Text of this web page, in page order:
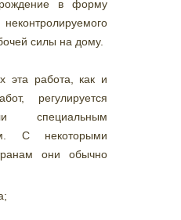
в форму
силы на дому.
эта работа, как и
регулируется
специальным
С некоторыми
они обычно